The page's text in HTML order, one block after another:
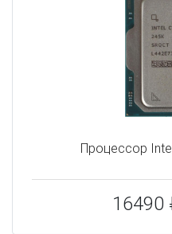
Процессор
16490